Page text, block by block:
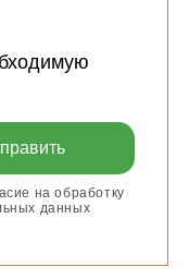
на обработку
данных